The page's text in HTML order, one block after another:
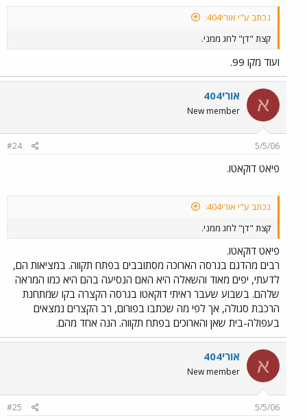
נכתב ע"י אורי404:
קצת "דן" לחג ממני.
ועוד מקו 99.
א אורי404
New member
5/5/06
#24
פיאט דוקאטו.
נכתב ע"י אורי404:
קצת "דן" לחג ממני.
פיאט דוקאטו.
רבים מהדגם בגרסה הארוכה מסתובבים בפתח תקווה. במציאות הם,
לדעתי, יפים מאוד והשאלה היא האם הנסיעה בהם היא כמו המראה
שלהם. בשבוע שעבר ראיתי דוקאטו בגרסה הקצרה בקו שמתחנת
הרכבת סגולה, אך לפי מה שכתבו בפורום, רב הקצרים נמצאים
בעפולה-בית שאן והארוכים בפתח תקווה. הנה אחד מהם.
א אורי404
New member
5/5/06
#25